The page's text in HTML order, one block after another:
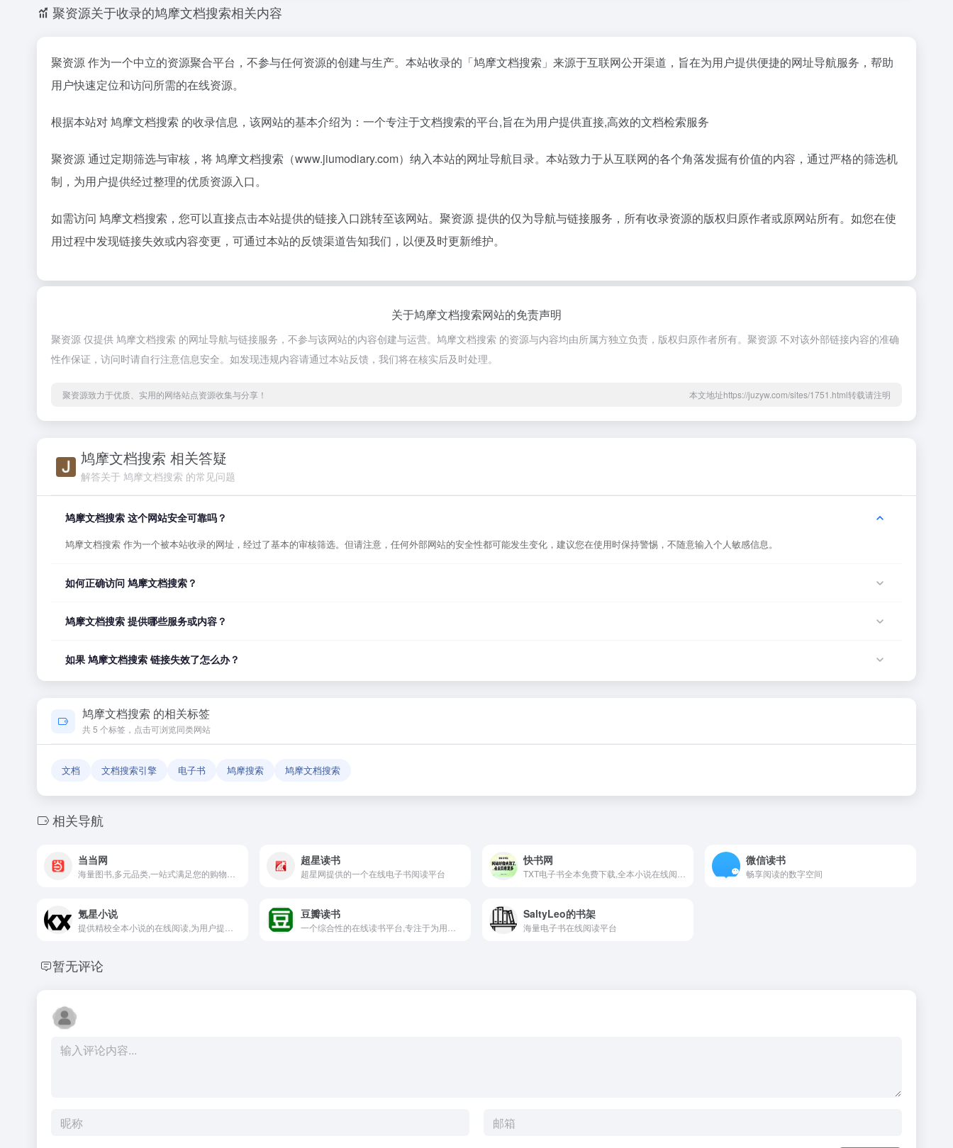
聚资源关于收录的鸠摩文档搜索相关内容
聚资源 作为一个中立的资源聚合平台，不参与任何资源的创建与生产。本站收录的「鸠摩文档搜索」来源于互联网公开渠道，旨在为用户提供便捷的网址导航服务，帮助
用户快速定位和访问所需的在线资源。
根据本站对 鸠摩文档搜索 的收录信息，该网站的基本介绍为：一个专注于文档搜索的平台,旨在为用户提供直接,高效的文档检索服务
聚资源 通过定期筛选与审核，将 鸠摩文档搜索（www.jiumodiary.com）纳入本站的网址导航目录。本站致力于从互联网的各个角落发掘有价值的内容，通过严格的筛选机
制，为用户提供经过整理的优质资源入口。
如需访问 鸠摩文档搜索，您可以直接点击本站提供的链接入口跳转至该网站。聚资源 提供的仅为导航与链接服务，所有收录资源的版权归原作者或原网站所有。如您在使
用过程中发现链接失效或内容变更，可通过本站的反馈渠道告知我们，以便及时更新维护。
关于鸠摩文档搜索网站的免责声明
聚资源 仅提供 鸠摩文档搜索 的网址导航与链接服务，不参与该网站的内容创建与运营。鸠摩文档搜索 的资源与内容均由所属方独立负责，版权归原作者所有。聚资源 不对该外部链接内容的准确
性作保证，访问时请自行注意信息安全。如发现违规内容请通过本站反馈，我们将在核实后及时处理。
聚资源致力于优质、实用的网络站点资源收集与分享！ 本文地址https://juzyw.com/sites/1751.html转载请注明
鸠摩文档搜索 相关答疑
解答关于 鸠摩文档搜索 的常见问题
鸠摩文档搜索 这个网站安全可靠吗？
鸠摩文档搜索 作为一个被本站收录的网址，经过了基本的审核筛选。但请注意，任何外部网站的安全性都可能发生变化，建议您在使用时保持警惕，不随意输入个人敏感信息。
如何正确访问 鸠摩文档搜索？
鸠摩文档搜索 提供哪些服务或内容？
如果 鸠摩文档搜索 链接失效了怎么办？
如果发现链接无法打开或内容已变更，您可以使用页面上的「反馈」功能向我们报告，我们会尽快核实并更新网址信息，确保导航链接的准确性和有效性。
鸠摩文档搜索 的相关标签
共 5 个标签，点击可浏览同类网站
文档 文档搜索引擎 电子书 鸠摩搜索 鸠摩文档搜索
相关导航
当当网 超星读书
超星网提供的一个在线电子书阅读平台
快书网 微信读书
畅享阅读的数字空间
氪星小说 豆瓣读书 SaltyLeo的书架
海量电子书在线阅读平台
暂无评论